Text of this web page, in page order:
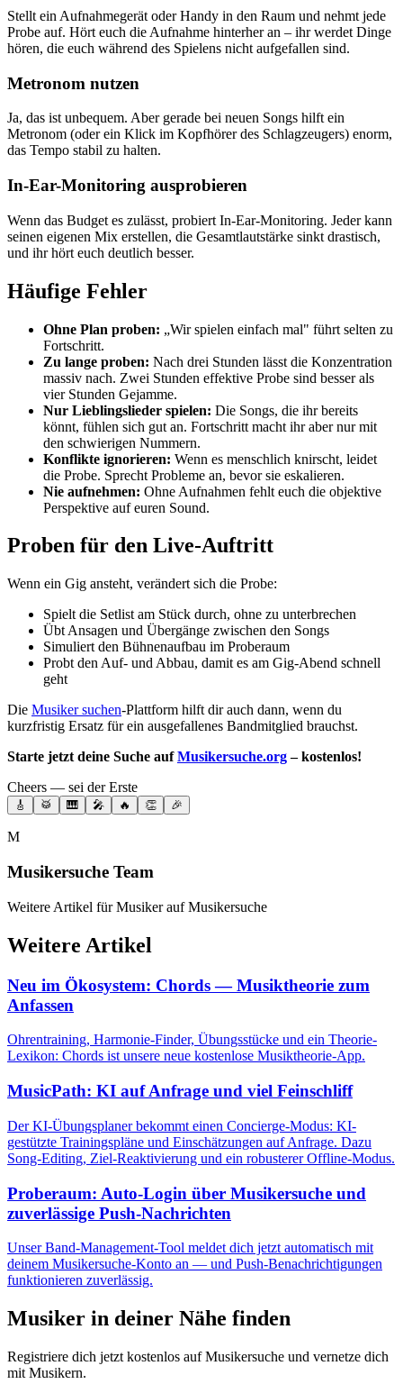
Stellt ein Aufnahmegerät oder Handy in den Raum und nehmt jede
Probe auf. Hört euch die Aufnahme hinterher an – ihr werdet Dinge
hören, die euch während des Spielens nicht aufgefallen sind.
Metronom nutzen
Ja, das ist unbequem. Aber gerade bei neuen Songs hilft ein
Metronom (oder ein Klick im Kopfhörer des Schlagzeugers) enorm,
das Tempo stabil zu halten.
In-Ear-Monitoring ausprobieren
Wenn das Budget es zulässt, probiert In-Ear-Monitoring. Jeder kann
seinen eigenen Mix erstellen, die Gesamtlautstärke sinkt drastisch,
und ihr hört euch deutlich besser.
Häufige Fehler
Ohne Plan proben: „Wir spielen einfach mal" führt selten zu
Fortschritt.
Zu lange proben: Nach drei Stunden lässt die Konzentration
massiv nach. Zwei Stunden effektive Probe sind besser als
vier Stunden Gejamme.
Nur Lieblingslieder spielen: Die Songs, die ihr bereits
könnt, fühlen sich gut an. Fortschritt macht ihr aber nur mit
den schwierigen Nummern.
Konflikte ignorieren: Wenn es menschlich knirscht, leidet
die Probe. Sprecht Probleme an, bevor sie eskalieren.
Nie aufnehmen: Ohne Aufnahmen fehlt euch die objektive
Perspektive auf euren Sound.
Proben für den Live-Auftritt
Wenn ein Gig ansteht, verändert sich die Probe:
Spielt die Setlist am Stück durch, ohne zu unterbrechen
Übt Ansagen und Übergänge zwischen den Songs
Simuliert den Bühnenaufbau im Proberaum
Probt den Auf- und Abbau, damit es am Gig-Abend schnell
geht
Die Musiker suchen-Plattform hilft dir auch dann, wenn du
kurzfristig Ersatz für ein ausgefallenes Bandmitglied brauchst.
Starte jetzt deine Suche aufMusikersuche.org– kostenlos!
Cheers — sei der Erste
🎸 🥁 🎹 🎤 🔥 👏 🎉
M
Musikersuche Team
Weitere Artikel für Musiker auf Musikersuche
Weitere Artikel
Neu im Ökosystem: Chords — Musiktheorie zum
Anfassen
Ohrentraining, Harmonie-Finder, Übungsstücke und ein Theorie-
Lexikon: Chords ist unsere neue kostenlose Musiktheorie-App.
MusicPath: KI auf Anfrage und viel Feinschliff
Der KI-Übungsplaner bekommt einen Concierge-Modus: KI-
gestützte Trainingspläne und Einschätzungen auf Anfrage. Dazu
Song-Editing, Ziel-Reaktivierung und ein robusterer Offline-Modus.
Proberaum: Auto-Login über Musikersuche und
zuverlässige Push-Nachrichten
Unser Band-Management-Tool meldet dich jetzt automatisch mit
deinem Musikersuche-Konto an — und Push-Benachrichtigungen
funktionieren zuverlässig.
Musiker in deiner Nähe finden
Registriere dich jetzt kostenlos auf Musikersuche und vernetze dich
mit Musikern.